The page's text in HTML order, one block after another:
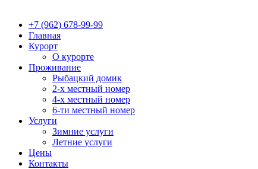
+7 (962) 678-99-99
Главная
Курорт
О курорте
Проживание
Рыбацкий домик
2-х местный номер
4-х местный номер
6-ти местный номер
Услуги
Зимние услуги
Летние услуги
Цены
Контакты